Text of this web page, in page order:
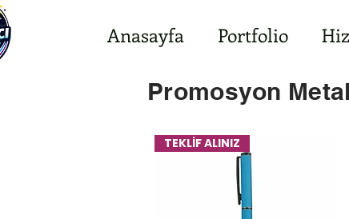
Anasayfa Portfolio
Promosyon
TEKLİF ALINIZ